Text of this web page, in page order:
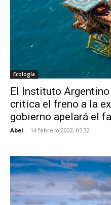
Ecología
El Instituto
critica el freno a la
gobierno apelará el
Abel - 14 febrero 2022, 05:32